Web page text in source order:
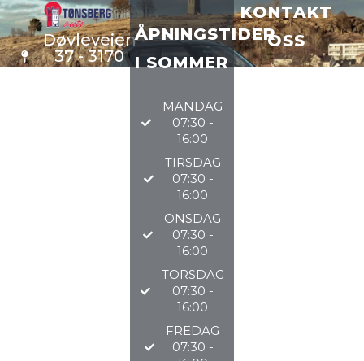
Døvleveien
37 - 3170
Sem
ÅPNINGSTIDER
I SOMMER
MANDAG
07:30 -
16:00
TIRSDAG
07:30 -
16:00
ONSDAG
07:30 -
16:00
TORSDAG
07:30 -
16:00
FREDAG
07:30 -
KONTAKT
OSS